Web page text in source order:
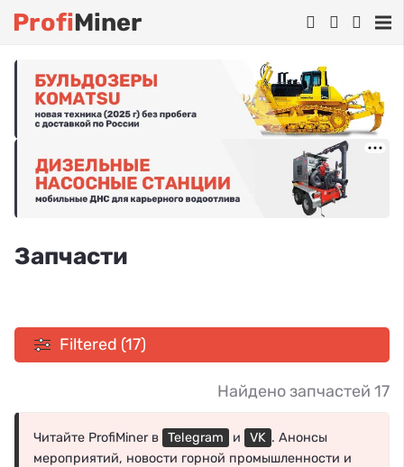
ProfiMiner
Запчасти
Filtered (17)
Найдено запчастей 17
Читайте ProfiMiner в Telegram и VK . Анонсы
мероприятий, новости горной промышленности и